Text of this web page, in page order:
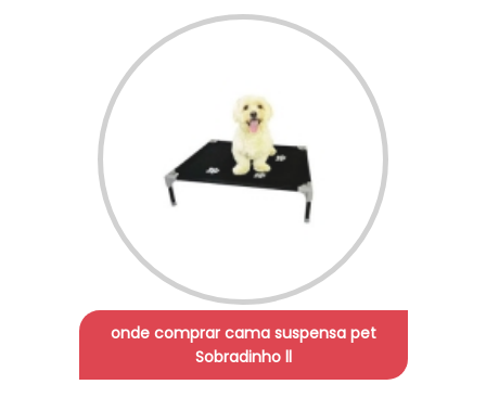
onde comprar cama suspensa pet
Sobradinho ll